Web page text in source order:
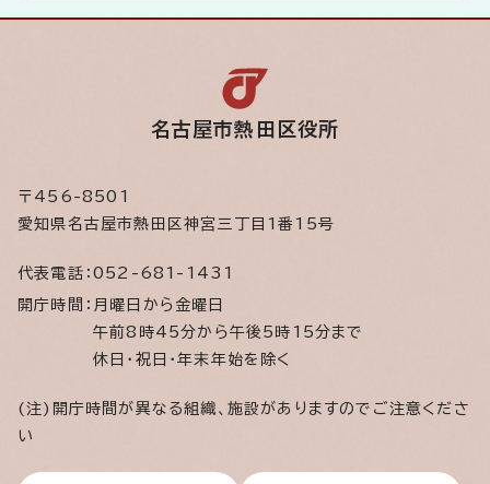
名古屋市熱田区役所
〒456-8501
愛知県名古屋市熱田区神宮三丁目1番15号
代表電話： 052-681-1431
開庁時間： 月曜日から金曜日
午前8時45分から午後5時15分まで
休日・祝日・年末年始を除く
(注)開庁時間が異なる組織、施設がありますのでご注意くださ
い